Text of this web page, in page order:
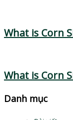
What is Corn
What is Corn
Danh mục